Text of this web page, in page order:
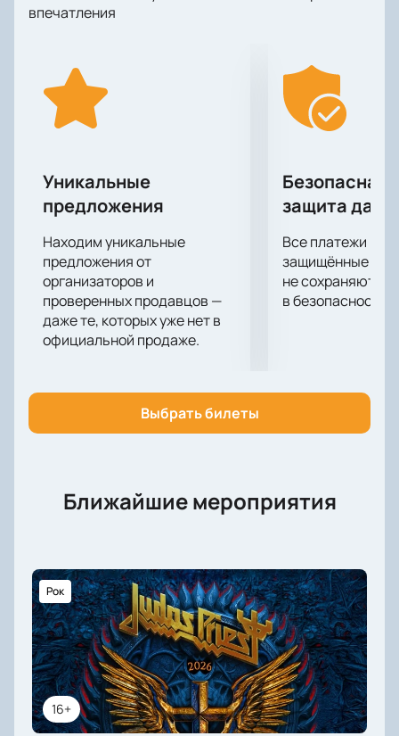
добавив пару-тройку собственных фраз! Разговор
чуточку неловким, а от того душевным и
уморительно смешным! Расслабьтесь и получайте
свой заряд позитива!
впечатления
Уникальные
предложения
Находим уникальные
предложения от
организаторов и
проверенных продавцов —
даже те, которых уже нет в
официальной продаже.
Безопасная
защита
Все платежи
защищённые
не сохраняются
в безопасности.
Выбрать билеты
Ближайшие мероприятия
16+
Рок